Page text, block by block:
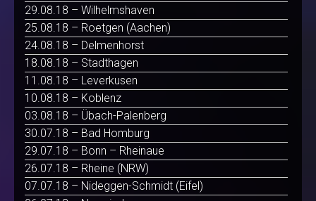
29.08.18 – Wilhelmshaven
25.08.18 – Roetgen (Aachen)
24.08.18 – Delmenhorst
18.08.18 – Stadthagen
11.08.18 – Leverkusen
10.08.18 – Koblenz
03.08.18 – Übach-Palenberg
30.07.18 – Bad Homburg
29.07.18 – Bonn – Rheinaue
26.07.18 – Rheine (NRW)
07.07.18 – Nideggen-Schmidt (Eifel)